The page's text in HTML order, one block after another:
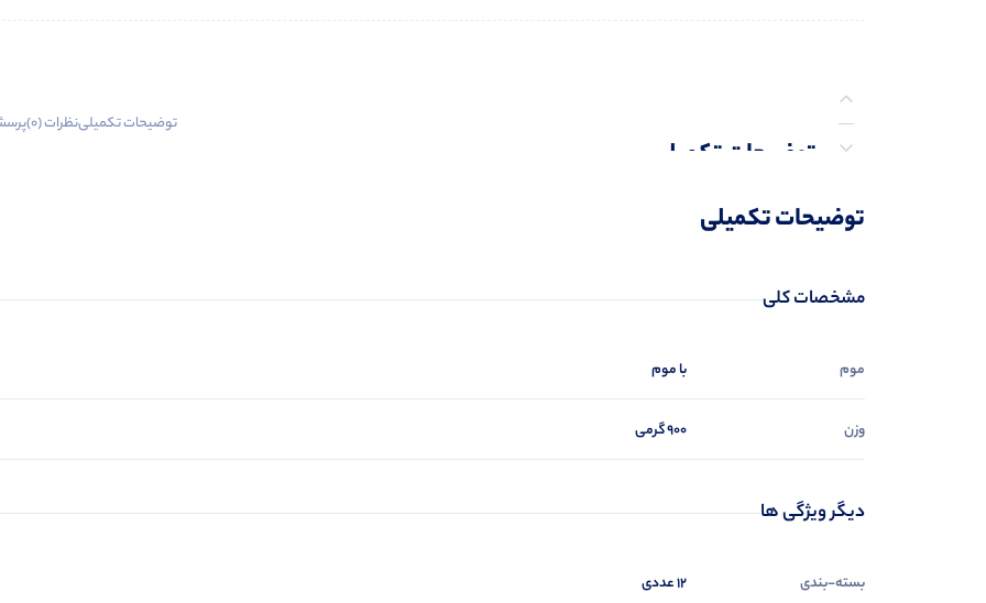
توضیحات تکمیلی
نظرات (0)
توضیحات تکمیلینظرات (0)
توضیحات تکمیلی
مشخصات کلی
موم با موم
وزن ۹۰۰ گرمی
دیگر ویژگی ها
بسته-بندی ۱۲ عددی